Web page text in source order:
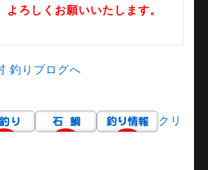
よろしくお願いいたします。
クリ